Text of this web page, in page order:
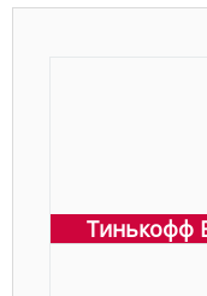
Тинькофф